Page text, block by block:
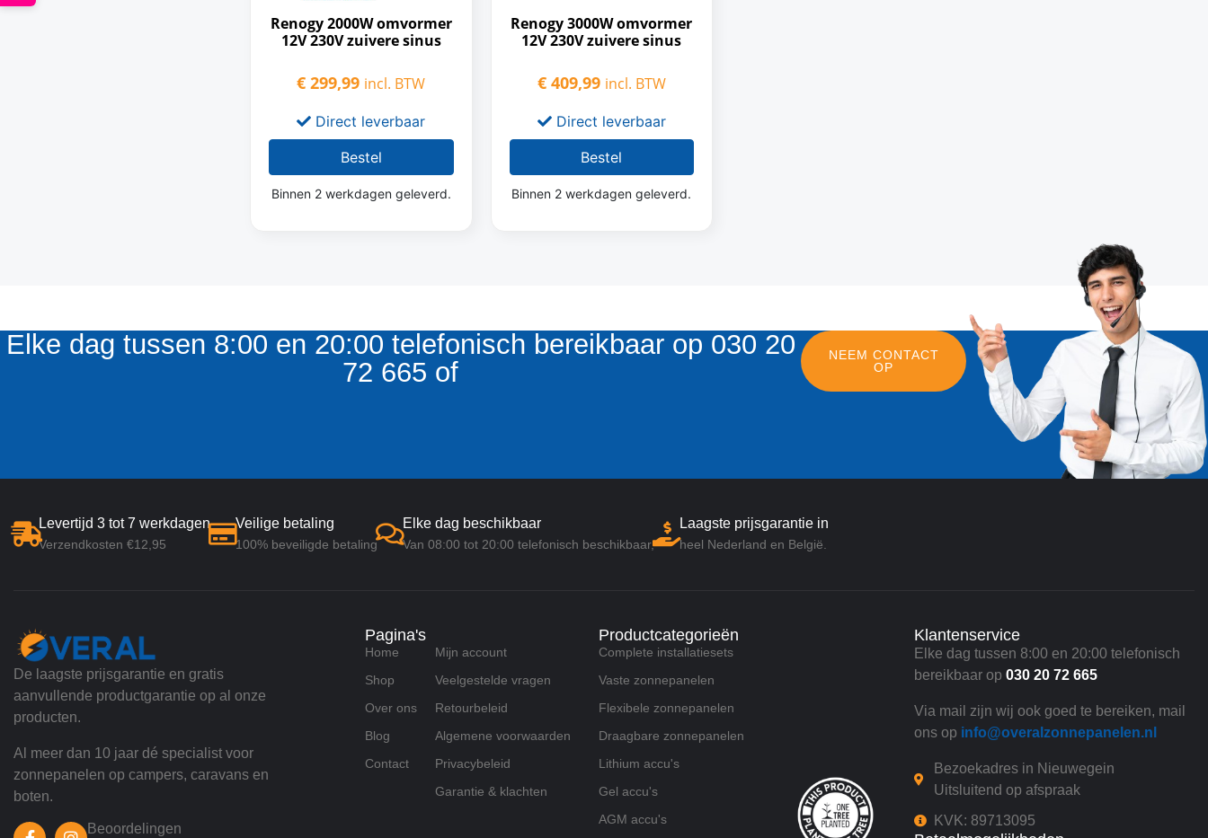
Renogy 2000W omvormer
12V 230V zuivere sinus
€ 299,99 incl. BTW
Direct leverbaar
Bestel
Binnen 2 werkdagen geleverd.
Renogy 3000W omvormer
12V 230V zuivere sinus
€409,99 incl. BTW
Direct leverbaar
Bestel
Binnen 2 werkdagen geleverd.
Elke dag tussen 8:00 en 20:00 telefonisch bereikbaar op 030 20
72 665 of
NEEM CONTACT
OP
Levertijd 3 tot 7 werkdagen
Verzendkosten €12,95
Veilige betaling
100% beveiligde betaling
Elke dag beschikbaar
Van 08:00 tot 20:00 telefonisch beschikbaar,
Laagste prijsgarantie in
heel Nederland en België.
De laagste prijsgarantie en gratis
aanvullende productgarantie op al onze
producten.
Al meer dan 10 jaar dé specialist voor
zonnepanelen op campers, caravans en
boten.
Beoordelingen
Pagina's
Home
Shop
Over ons
Blog
Contact
Mijn account
Veelgestelde vragen
Retourbeleid
Algemene voorwaarden
Privacybeleid
Garantie & klachten
Productcategorieën
Complete installatiesets
Vaste zonnepanelen
Flexibele zonnepanelen
Draagbare zonnepanelen
Lithium accu's
Gel accu's
AGM accu's
Klantenservice
Elke dag tussen 8:00 en 20:00 telefonisch
bereikbaar op 030 20 72 665
Via mail zijn wij ook goed te bereiken, mail
ons op info@overalzonnepanelen.nl
Bezoekadres in Nieuwegein
Uitsluitend op afspraak
KVK: 89713095